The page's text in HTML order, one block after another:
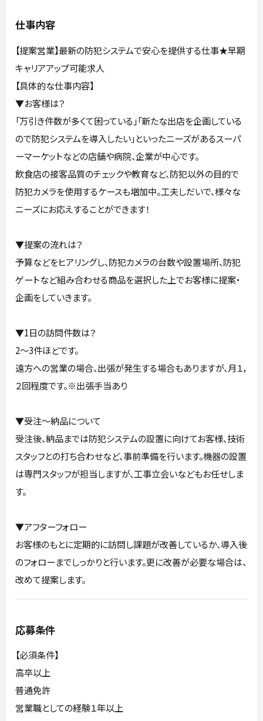
仕事内容
【提案営業】最新の防犯システムで安心を提供する仕事★早期
キャリアアップ可能求人
【具体的な仕事内容】
▼お客様は？
「万引き件数が多くて困っている」「新たな出店を企画している
ので防犯システムを導⼊したい」といったニーズがあるスーパ
ーマーケットなどの店舗や病院、企業が中⼼です。
飲⾷店の接客品質のチェックや教育など、防犯以外の⽬的で
防犯カメラを使⽤するケースも増加中。⼯夫しだいで、様々な
ニーズにお応えすることができます！
▼提案の流れは？
予算などをヒアリングし、防犯カメラの台数や設置場所、防犯
ゲートなど組み合わせる商品を選択した上でお客様に提案‧
企画をしていきます。
▼1⽇の訪問件数は？
2〜3件ほどです。
遠⽅への営業の場合、出張が発⽣する場合もありますが、⽉１，
２回程度です。※出張⼿当あり
▼受注〜納品について
受注後、納品までは防犯システムの設置に向けてお客様、技術
スタッフとの打ち合わせなど、事前準備を⾏います。機器の設置
は専⾨スタッフが担当しますが、⼯事⽴会いなどもお任せしま
す。
▼アフターフォロー
お客様のもとに定期的に訪問し課題が改善しているか、導⼊後
のフォローまでしっかりと⾏います。更に改善が必要な場合は、
改めて提案します。
応募条件
【必須条件】
高卒以上
普通免許
営業職としての経験１年以上